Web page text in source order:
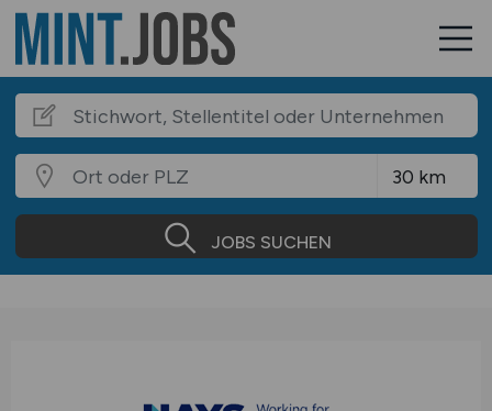
JOBS SUCHEN